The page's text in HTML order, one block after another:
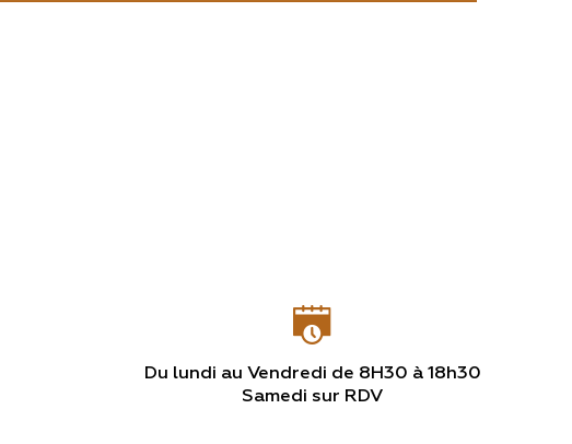
Du lundi au Vendredi de 8H30 à 18h30
Samedi sur RDV